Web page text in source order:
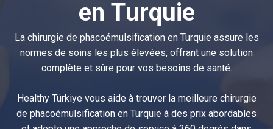
en Turquie
La chirurgie de phacoémulsification en Turquie assure les
normes de soins les plus élevées, offrant une solution
complète et sûre pour vos besoins de santé.
Healthy Türkiye vous aide à trouver la meilleure chirurgie
de phacoémulsification en Turquie à des prix abordables